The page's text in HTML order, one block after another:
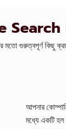
Search
মতো গুরুত্বপূর্ণ
আপনার
মধ্যে একটি হল